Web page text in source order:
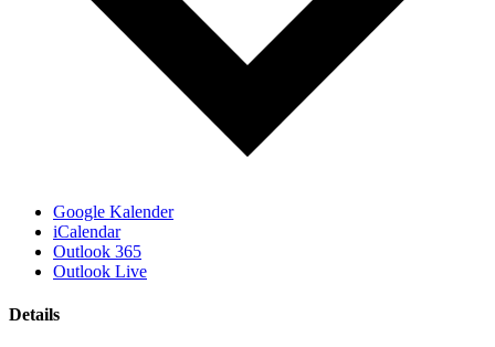
Google Kalender
iCalendar
Outlook 365
Outlook Live
Details